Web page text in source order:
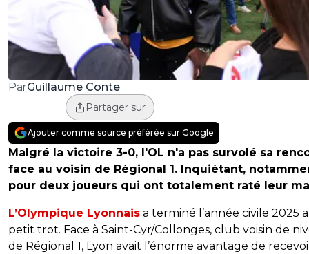
ParGuillaume Conte
Partager sur
Ajouter comme source préférée sur Google
Malgré la victoire 3-0, l'OL n'a pas survolé sa
face au voisin de Régional 1. Inquiétant,
pour deux joueurs qui ont totalement raté leur
L’Olympique Lyonnais a terminé l’année civile 2025
petit trot. Face à Saint-Cyr/Collonges, club voisin de
de Régional 1, Lyon avait l’énorme avantage de